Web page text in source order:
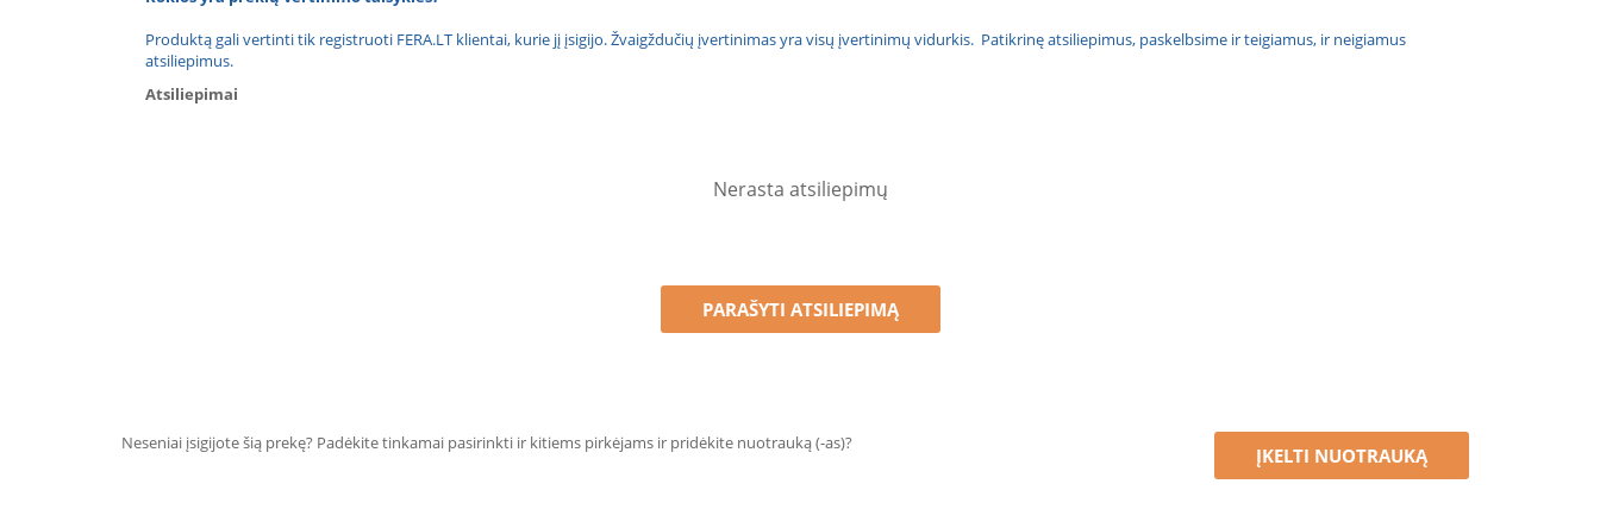
Produktą gali vertinti tik registruoti FERA.LT klientai, kurie jį įsigijo. Žvaigždučių įvertinimas yra visų įvertinimų vidurkis. Patikrinę atsiliepimus, paskelbsime ir teigiamus, ir neigiamus
atsiliepimus.
Atsiliepimai
Nerasta atsiliepimų
PARAŠYTI ATSILIEPIMĄ
Neseniai įsigijote šią prekę? Padėkite tinkamai pasirinkti ir kitiems pirkėjams ir pridėkite nuotrauką (-as)?
ĮKELTI NUOTRAUKĄ